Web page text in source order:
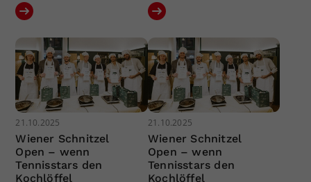
21.10.2025
Wiener Schnitzel
Open – wenn
Tennisstars den
Kochlöffel
21.10.2025
Wiener Schnitzel
Open – wenn
Tennisstars den
Kochlöffel